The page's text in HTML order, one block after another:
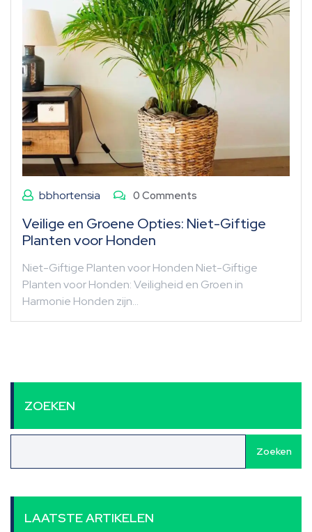
bbhortensia 0 Comments
Veilige en Groene Opties: Niet-Giftige
Planten voor Honden
Niet-Giftige Planten voor Honden Niet-Giftige
Planten voor Honden: Veiligheid en Groen in
Harmonie Honden zijn…
ZOEKEN
Zoeken
LAATSTE ARTIKELEN